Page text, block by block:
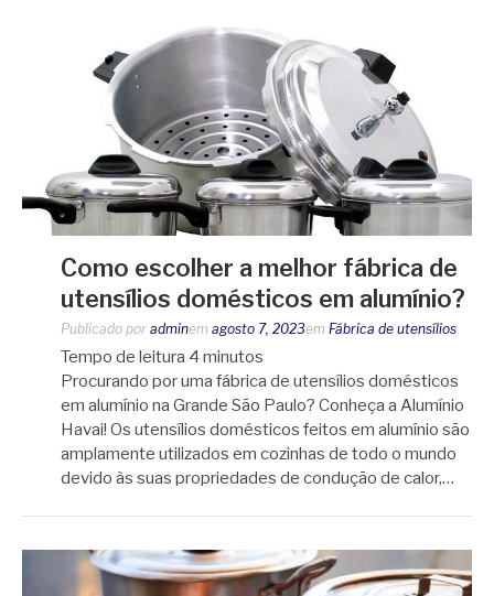
Como escolher a melhor fábrica de
utensílios domésticos em alumínio?
Publicado por adminem agosto 7, 2023em Fábrica de utensílios
Tempo de leitura 4 minutos
Procurando por uma fábrica de utensílios domésticos
em alumínio na Grande São Paulo? Conheça a Alumínio
Havai! Os utensílios domésticos feitos em alumínio são
amplamente utilizados em cozinhas de todo o mundo
devido às suas propriedades de condução de calor,…